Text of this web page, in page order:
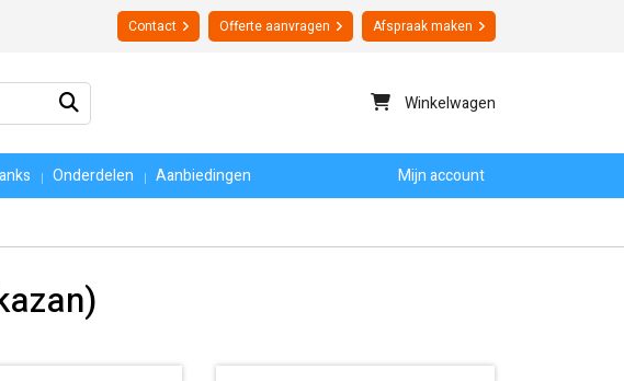
Contact Offerte aanvragen Afspraak maken
Winkelwagen
Onderdelen Aanbiedingen Mijn account